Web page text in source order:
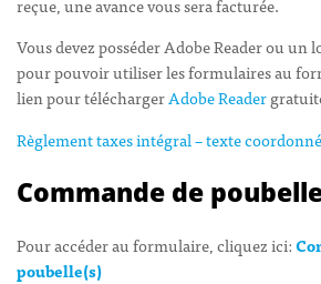
Vous devez posséder Adobe Reader ou un
pour pouvoir utiliser les formulaires au
lien pour téléchargerAdobe Reader
Règlement taxes intégral – texte coordonné
Commande de
Pour accéder au formulaire, cliquez ici:
poubelle(s)